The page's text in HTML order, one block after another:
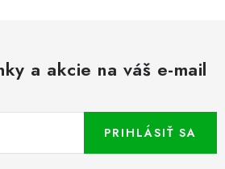
a akcie na váš e-mail
PRIHLÁSIŤ SA